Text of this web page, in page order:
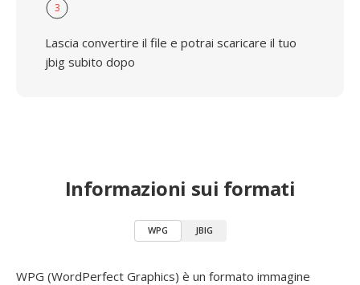
3
Lascia convertire il file e potrai scaricare il tuo
jbig subito dopo
Informazioni sui formati
WPG JBIG
WPG (WordPerfect Graphics) è un formato immagine